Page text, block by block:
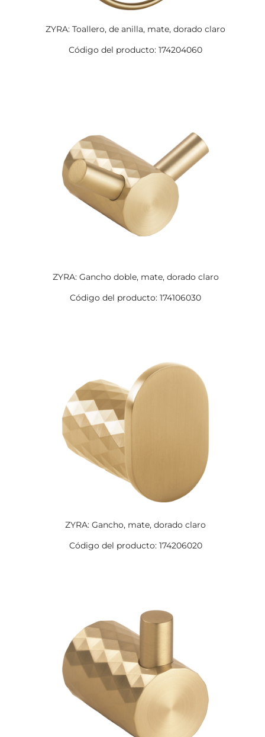
ZYRA: Toallero, de anilla, mate, dorado claro
Código del producto: 174204060
ZYRA: Gancho doble, mate, dorado claro
Código del producto: 174106030
ZYRA: Gancho, mate, dorado claro
Código del producto: 174206020